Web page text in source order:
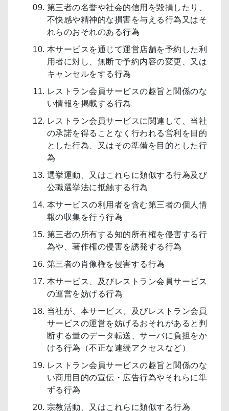
第三者の名誉や社会的信用を毀損したり、
不快感や精神的な損害を与える行為又はそ
れらのおそれのある行為
本サービスを通じて運営店舗を予約した利
用者に対し、無断で予約内容の変更、又は
キャンセルをする行為
レストラン会員サービスの趣旨と関係のな
い情報を掲載する行為
レストラン会員サービスに関連して、当社
の承諾を得ることなく行われる営利を目的
とした行為、又はその準備を目的とした行
為
選挙運動、又はこれらに類似する行為及び
公職選挙法に抵触する行為
本サービスの利用者を含む第三者の個人情
報の収集を行う行為
第三者の所有する知的所有権を侵害する行
為や、著作権の侵害を誘発する行為
第三者の肖像権を侵害する行為
本サービス、及びレストラン会員サービス
の運営を妨げる行為
当社が、本サービス、及びレストラン会員
サービスの運営を妨げるおそれがあると判
断する量のデータ転送、サーバに負担をか
ける行為（不正な連続アクセスなど）
レストラン会員サービスの趣旨と関係のな
い商用目的の宣伝・広告行為やそれらに準
ずる行為
宗教活動、又はこれらに類似する行為